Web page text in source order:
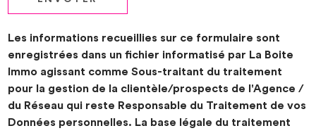
Les informations recueillies sur ce formulaire sont
enregistrées dans un fichier informatisé par La Boite
Immo agissant comme Sous-traitant du traitement
pour la gestion de la clientèle/prospects de l'Agence /
du Réseau qui reste Responsable du Traitement de vos
Données personnelles. La base légale du traitement